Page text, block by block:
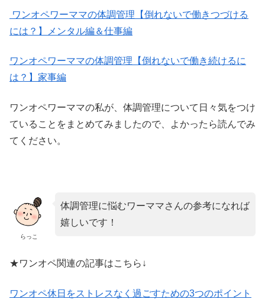
ワンオペワーママの体調管理【倒れないで働きつづける
には？】メンタル編＆仕事編
ワンオペワーママの体調管理【倒れないで働き続けるに
は？】家事編
ワンオペワーママの私が、体調管理について日々気をつけ
ていることをまとめてみましたので、よかったら読んでみ
てください。
らっこ
体調管理に悩むワーママさんの参考になれば
嬉しいです！
★ワンオペ関連の記事はこちら↓
ワンオペ休日をストレスなく過ごすための3つのポイント